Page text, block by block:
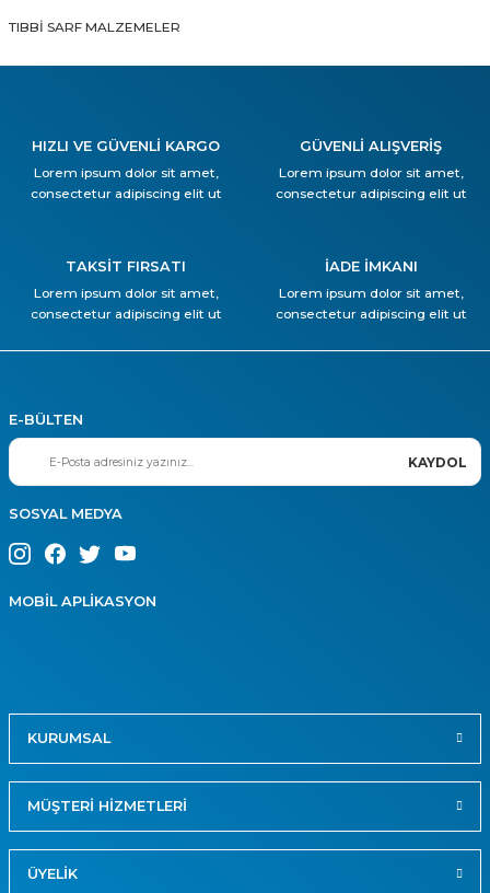
TIBBİ SARF MALZEMELER
HIZLI VE GÜVENLİ KARGO
Lorem ipsum dolor sit amet,
consectetur adipiscing elit ut
GÜVENLİ ALIŞVERİŞ
Lorem ipsum dolor sit amet,
consectetur adipiscing elit ut
TAKSİT FIRSATI
Lorem ipsum dolor sit amet,
consectetur adipiscing elit ut
İADE İMKANI
Lorem ipsum dolor sit amet,
consectetur adipiscing elit ut
E-BÜLTEN
KAYDOL
SOSYAL MEDYA
MOBİL APLİKASYON
KURUMSAL
MÜŞTERİ HİZMETLERİ
ÜYELİK